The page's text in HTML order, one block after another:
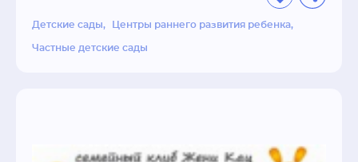
математика, немецкий язык, обучение
грамоте, окружающий мир, развитие речи,
французский язык
Детские сады Центры раннего развития ребенка
Частные детские сады